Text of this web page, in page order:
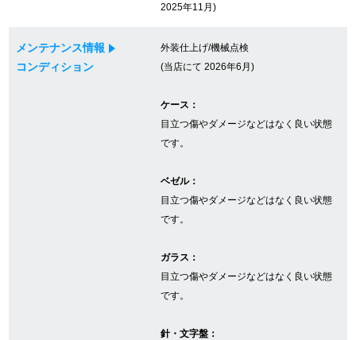
GINZA RASINについて
GINZA RASINの中古腕時計について
店舗情報
2025年11月)
メンテナンス情報
コンディション
外装仕上げ/機械点検
(当店にて 2026年6月)
ケース：
目立つ傷やダメージなどはなく良い状態
です。
ベゼル：
目立つ傷やダメージなどはなく良い状態
です。
ガラス：
目立つ傷やダメージなどはなく良い状態
です。
針・文字盤：